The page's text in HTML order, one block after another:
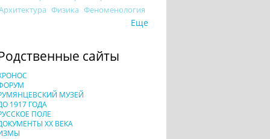
Физика Феноменология
Еще
сайты
МУЗЕЙ
1917 ГОДА
ПОЛЕ
XX ВЕКА